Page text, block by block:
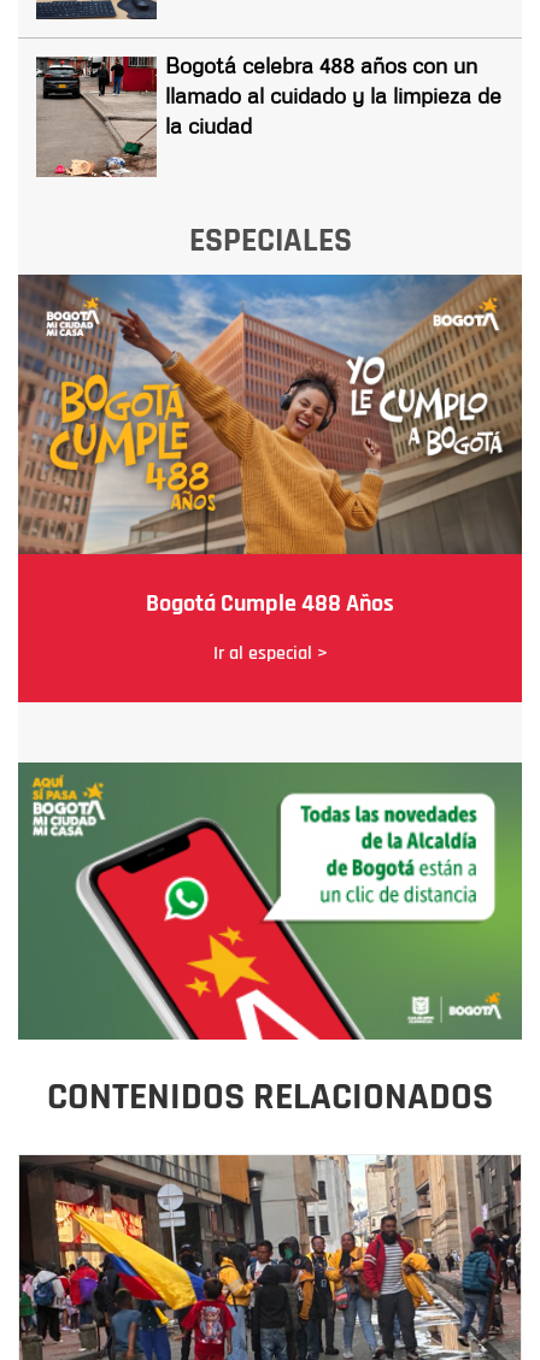
Bogotá celebra 488 años con un
llamado al cuidado y la limpieza de
la ciudad
ESPECIALES
Bogotá Cumple 488 Años
Ir al especial >
CONTENIDOS RELACIONADOS